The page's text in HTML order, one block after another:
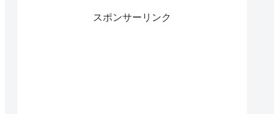
スポンサーリンク